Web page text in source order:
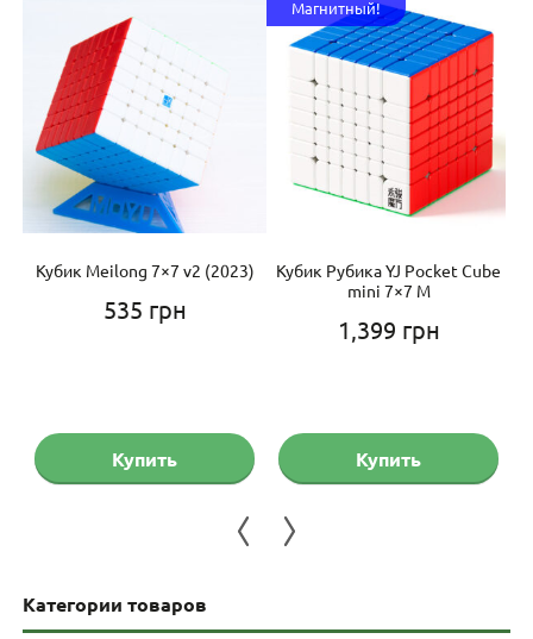
Кубик Meilong 7×7 v2 (2023)
535 грн
Купить
Кубик Рубика YJ Pocket Cube
mini 7×7 M
1,399 грн
Магнитный!
Купить
Категории товаров